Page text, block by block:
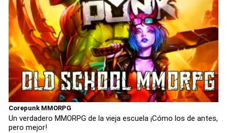
Corepunk MMORPG
Un verdadero MMORPG de la vieja escuela ¡Cómo los de antes,
pero mejor!